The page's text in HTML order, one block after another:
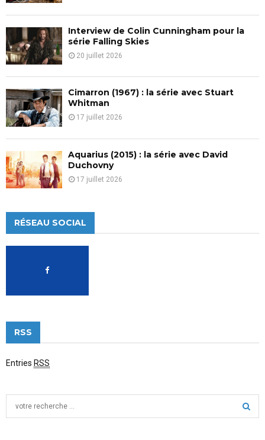
Interview de Colin Cunningham pour la
série Falling Skies
20 juillet 2026
Cimarron (1967) : la série avec Stuart
Whitman
17 juillet 2026
Aquarius (2015) : la série avec David
Duchovny
17 juillet 2026
RÉSEAU SOCIAL
RSS
Entries RSS